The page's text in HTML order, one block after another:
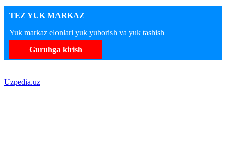
TEZ YUK MARKAZ
Yuk markaz elonlari yuk yuborish va yuk tashish
Guruhga kirish
Uzpedia.uz